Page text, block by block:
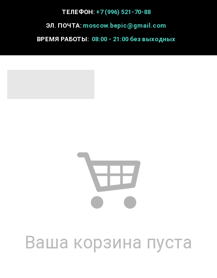
ТЕЛЕФОН: +7 (996) 521-70-88
ЭЛ. ПОЧТА: moscow.bepic@gmail.com
ВРЕМЯ РАБОТЫ: 08:00 - 21:00 без выходных
Ваша корзина пуста